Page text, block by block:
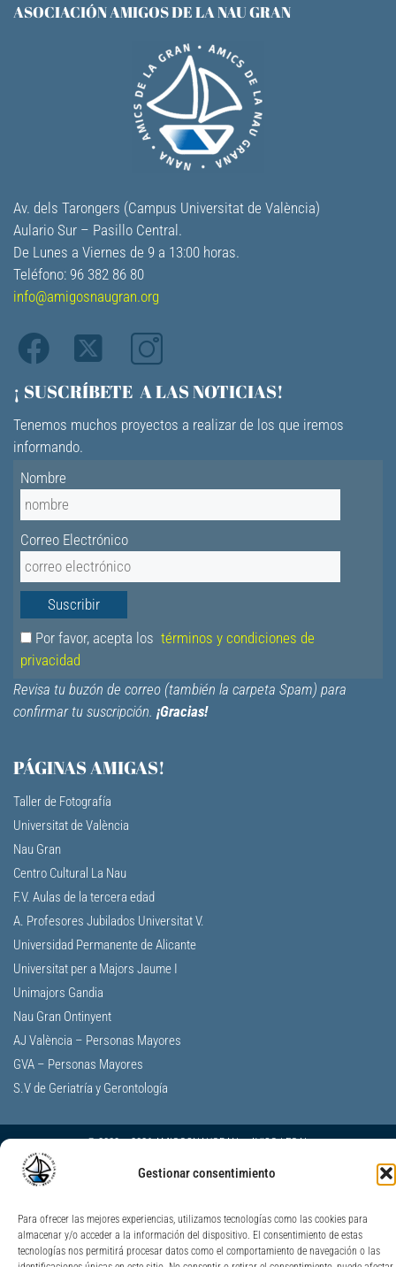
Gestionar consentimiento
Para ofrecer las mejores experiencias, utilizamos tecnologías como las cookies para
almacenar y/o acceder a la información del dispositivo. El consentimiento de estas
tecnologías nos permitirá procesar datos como el comportamiento de navegación o las
ASOCIACIÓN AMIGOS DE LA NAU GRAN
Av. dels Tarongers (Campus Universitat de València)
Aulario Sur – Pasillo Central.
De Lunes a Viernes de 9 a 13:00 horas.
Teléfono: 96 382 86 80
info@amigosnaugran.org
¡ SUSCRÍBETE A LAS NOTICIAS!
Tenemos muchos proyectos a realizar de los que iremos
informando.
Nombre
Correo Electrónico
Por favor, acepta los términos y condiciones de
privacidad
Revisa tu buzón de correo (también la carpeta Spam) para
confirmar tu suscripción. ¡Gracias!
PÁGINAS AMIGAS!
Taller de Fotografía
Universitat de València
Nau Gran
Centro Cultural La Nau
F.V. Aulas de la tercera edad
A. Profesores Jubilados Universitat V.
Universidad Permanente de Alicante
Universitat per a Majors Jaume I
Unimajors Gandia
Nau Gran Ontinyent
AJ València – Personas Mayores
GVA – Personas Mayores
S.V de Geriatría y Gerontología
© 2009 – 2026AMIGOSNAUGRAN–AVISO LEGAL